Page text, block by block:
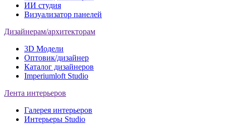
ИИ студия
Визуализатор панелей
Дизайнерам/архитекторам
3D Модели
Оптовик/дизайнер
Каталог дизайнеров
Imperiumloft Studio
Лента интерьеров
Галерея интерьеров
Интерьеры Studio